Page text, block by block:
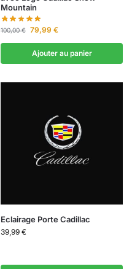
Mountain
100,00€ 79,99 €
Ajouter au panier
Eclairage Porte Cadillac
39,99 €